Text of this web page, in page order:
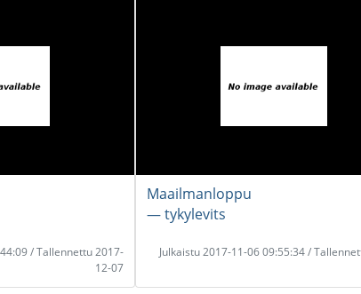
/ Tallennettu 2017-
12-07
Maailmanloppu
― tykylevits
Julkaistu 2017-11-06 09:55:34 /